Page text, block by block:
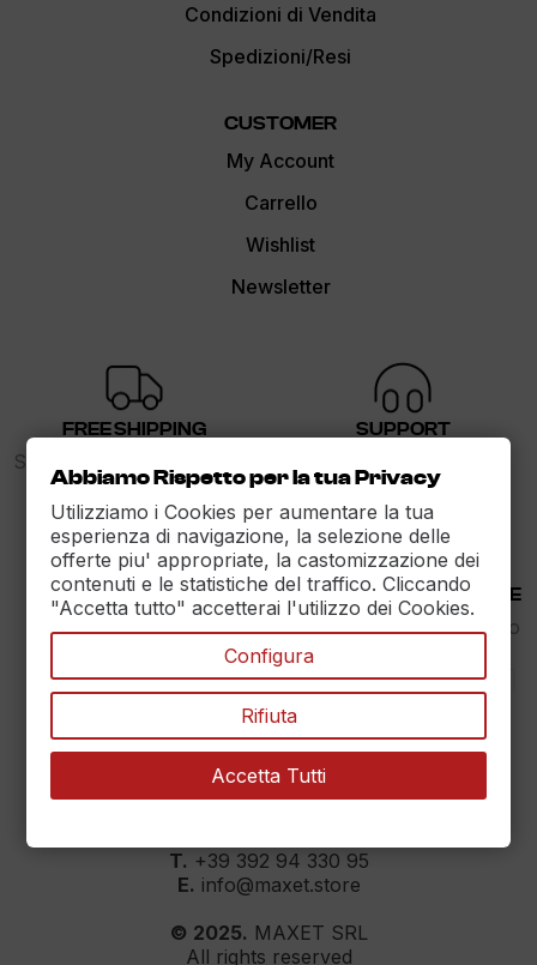
Condizioni di Vendita
Spedizioni/Resi
CUSTOMER
My Account
Carrello
Wishlist
Newsletter
FREE SHIPPING
Spedizione gratuita sopra i
89€
SUPPORT
30 DAYS RETURN
Reso Garantito entro
100% PAYMENT SECURE
Assicuriamo il pagamento
MAXET SRL
››Dati aziendali
T. +39 392 94 330 95
E. info@maxet.store
© 2025. MAXET SRL
All rights reserved
Abbiamo Rispetto per la tua Privacy
Utilizziamo i Cookies per aumentare la tua
esperienza di navigazione, la selezione delle
offerte piu' appropriate, la castomizzazione dei
contenuti e le statistiche del traffico. Cliccando
"Accetta tutto" accetterai l'utilizzo dei Cookies.
Configura
Rifiuta
Accetta Tutti